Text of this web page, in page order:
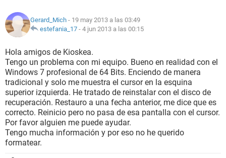
Gerard_Mich - 19 may 2013 a las 03:49
estefania_17 - 4 jun 2013 a las 00:15
Hola amigos de Kioskea.
Tengo un problema con mi equipo. Bueno en realidad con el
Windows 7 profesional de 64 Bits. Enciendo de manera
tradicional y solo me muestra el cursor en la esquina
superior izquierda. He tratado de reinstalar con el disco de
recuperación. Restauro a una fecha anterior, me dice que es
correcto. Reinicio pero no pasa de esa pantalla con el cursor.
Por favor alguien me puede ayudar.
Tengo mucha información y por eso no he querido
formatear.